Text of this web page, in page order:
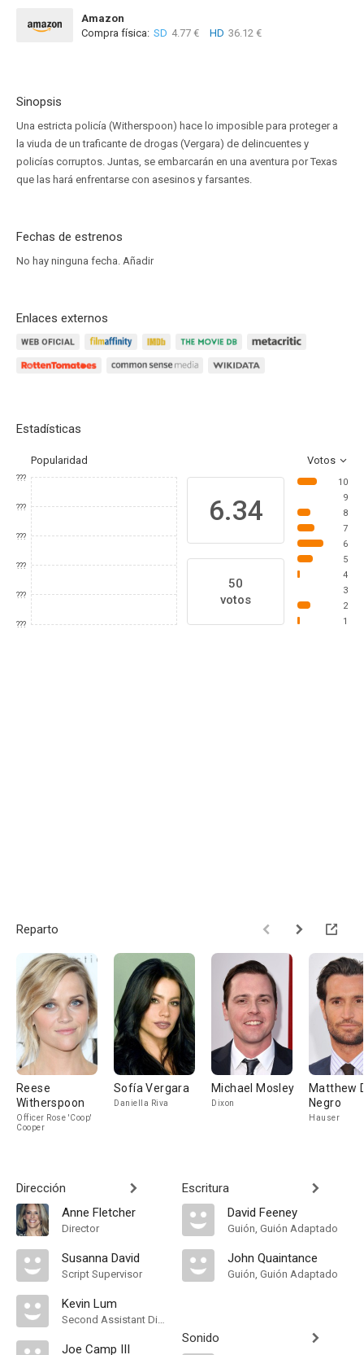
Amazon
Compra física: SD 4.77 € HD 36.12 €
Sinopsis
Una estricta policía (Witherspoon) hace lo imposible para proteger a
la viuda de un traficante de drogas (Vergara) de delincuentes y
policías corruptos. Juntas, se embarcarán en una aventura por Texas
que las hará enfrentarse con asesinos y farsantes.
Fechas de estrenos
No hay ninguna fecha. Añadir
Enlaces externos
Estadísticas
Popularidad Votos
???
???
???
???
???
???
6.34
50
votos
10
9
8
7
6
5
4
3
2
1
Reparto
Reese
Witherspoon
Officer Rose 'Coop'
Cooper
Sofía Vergara
Daniella Riva
Michael Mosley
Dixon
Matthew
Negro
Hauser
Dirección
Anne Fletcher
Director
Susanna David
Script Supervisor
Kevin Lum
Second Assistant Director
Joe Camp III
Escritura
David Feeney
Guión, Guión Adaptado
John Quaintance
Guión, Guión Adaptado
Sonido